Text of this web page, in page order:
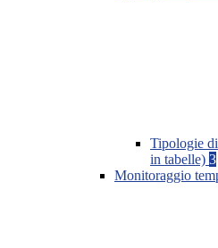
Tipologie
in tabelle) 3
Monitoraggio